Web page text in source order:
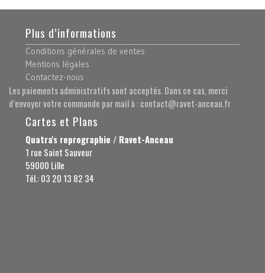
Plus d’informations
Conditions générales de ventes
Mentions légales
Contactez-nous
Les paiements administratifs sont acceptés. Dans ce cas, merci
d’envoyer votre commande par mail à : contact@ravet-anceau.fr
Cartes et Plans
Quatra's reprographie / Ravet-Anceau
1 rue Saint Sauveur
59000 Lille
Tél.: 03 20 13 82 34